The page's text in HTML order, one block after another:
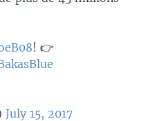
! 👉
July 15, 2017